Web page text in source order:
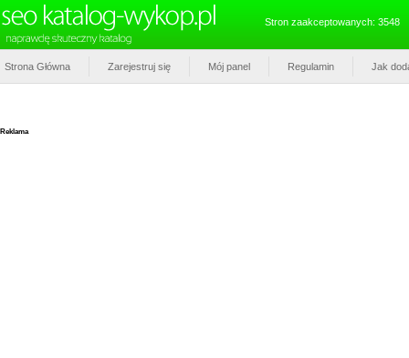
Stron zaakceptowanych: 3548
Strona Główna Zarejestruj się Mój panel Regulamin Jak
Reklama